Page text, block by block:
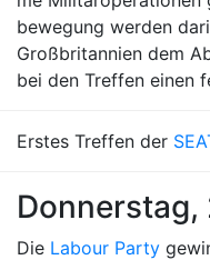
bewegung werden
Großbritannien dem
bei den Treffen einen
Erstes Treffen der
Donnerstag,
Die Labour Party